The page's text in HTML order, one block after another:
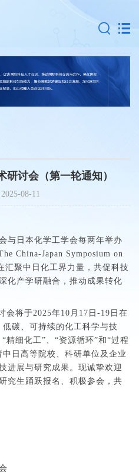
讨会（第一轮通知）
2025-08-11
与日本化学工学会每两年举办
China-Japan Symposium on
汇聚中日化工界力量，共促科技
化产学研融合，推动成果转化
会将于2025年10月17日-19日在
碳、可持续的化工科学与技
精细化工”、“资源循环”和“过程
日高等院校、科研单位及企业
进展与研究成果。现诚挚欢迎
究生踊跃报名、积极参会，共